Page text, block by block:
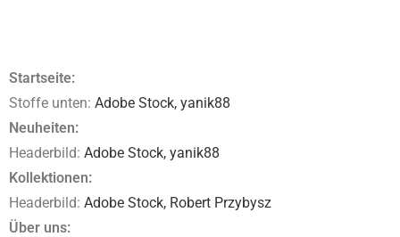
Startseite:
Stoffe unten: Adobe Stock, yanik88
Neuheiten:
Headerbild: Adobe Stock, yanik88
Kollektionen:
Headerbild: Adobe Stock, Robert Przybysz
Über uns: